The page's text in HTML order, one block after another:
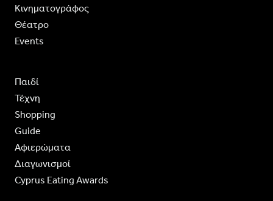
Κινηματογράφος
Θέατρο
Events
Παιδί
Τέχνη
Shopping
Guide
Aφιερώματα
Διαγωνισμοί
Cyprus Eating Awards